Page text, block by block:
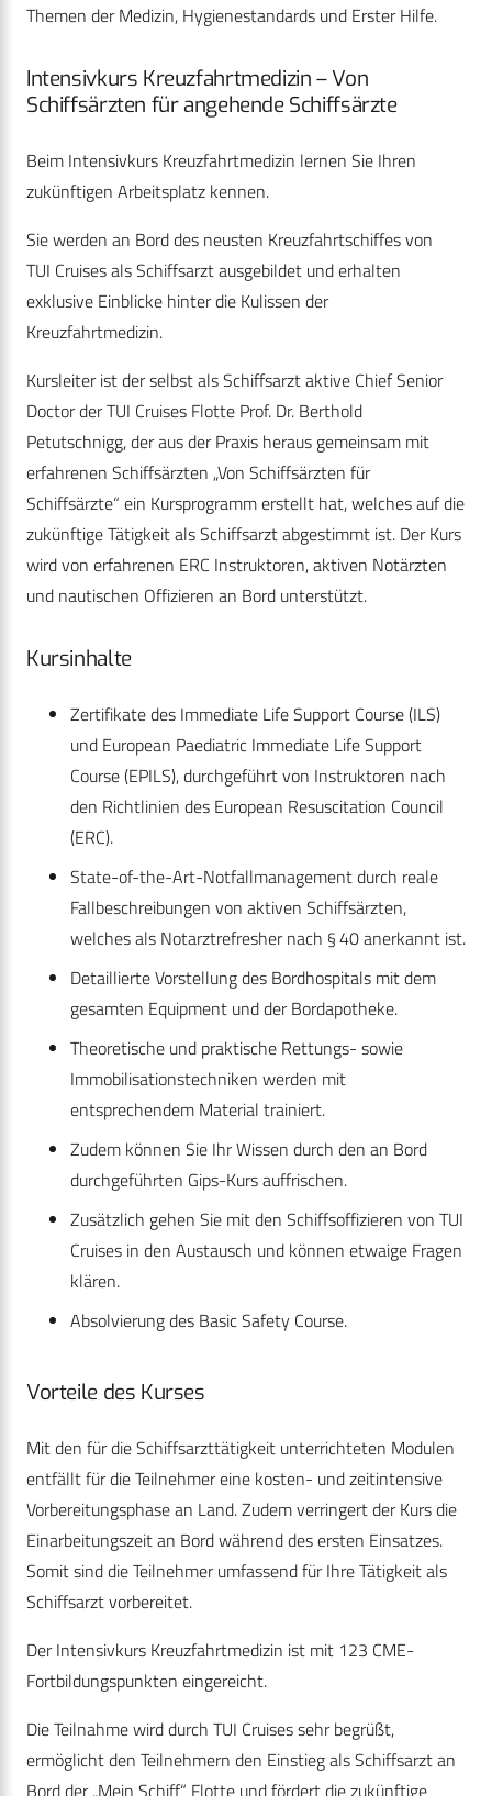
Themen der Medizin, Hygienestandards und Erster Hilfe.
Intensivkurs Kreuzfahrtmedizin – Von
Schiffsärzten für angehende Schiffsärzte
Beim Intensivkurs Kreuzfahrtmedizin lernen Sie Ihren
zukünftigen Arbeitsplatz kennen.
Sie werden an Bord des neusten Kreuzfahrtschiffes von
TUI ­Cruises als Schiffsarzt ausgebildet und erhalten
exklusive Ein­blicke hinter die Kulissen der
Kreuzfahrtmedizin.
Kursleiter ist der selbst als Schiffsarzt aktive Chief Senior
Doctor der TUI Cruises Flotte Prof. Dr. Berthold
Petutschnigg, der aus der Praxis heraus gemeinsam mit
erfahrenen Schiffsärzten „Von Schiffsärzten für
Schiffsärzte“ ein Kursprogramm erstellt hat, welches auf die
zukünftige Tätigkeit als Schiffsarzt abgestimmt ist. Der Kurs
wird von erfahrenen ERC Instruktoren, aktiven Notärzten
und nautischen Offizieren an Bord unterstützt.
Kursinhalte
Zertifikate des Immediate Life Support Course (ILS)
und European Paediatric Immediate Life Support
Course (EPILS), durchgeführt von Instruktoren nach
den Richtlinien des European Resuscitation Council
(ERC).
State-of-the-Art-Notfallmanagement durch reale
Fallbeschreibungen von aktiven Schiffsärzten,
welches als Notarztrefresher nach § 40 anerkannt ist.
Detaillierte Vorstellung des Bordhospitals mit dem
gesamten Equipment und der Bordapotheke.
Theoretische und praktische Rettungs- sowie
Immobilisationstechniken werden mit
entsprechendem Material trainiert.
Zudem können Sie Ihr Wissen durch den an Bord
durchgeführten Gips-Kurs auffrischen.
Zusätzlich gehen Sie mit den Schiffsoffizieren von TUI
Cruises in den Austausch und können etwaige Fragen
klären.
Absolvierung des Basic Safety Course.
Vorteile des Kurses
Mit den für die Schiffsarzttätigkeit unterrichteten Modulen
entfällt für die Teilnehmer eine kosten- und zeitintensive
Vorbereitungsphase an Land. Zudem verringert der Kurs die
Einarbeitungszeit an Bord während des ersten Einsatzes.
Somit sind die Teil­nehmer umfassend für Ihre Tätigkeit als
Schiffsarzt vorbe­reitet.
Der Intensivkurs Kreuzfahrtmedizin ist mit 123 CME-
Fortbildungs­punkten eingereicht.
Die Teilnahme wird durch TUI Cruises sehr begrüßt,
ermöglicht den Teilnehmern den Einstieg als Schiffsarzt an
Bord der „Mein Schiff“ Flotte und fördert die zukünftige